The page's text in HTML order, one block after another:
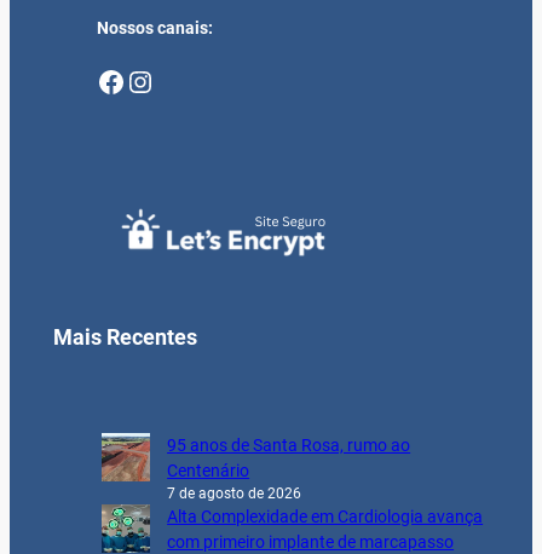
Nossos canais:
Facebook Instagram
Mais Recentes
95 anos de Santa Rosa, rumo ao
Centenário
7 de agosto de 2026
Alta Complexidade em Cardiologia avança
com primeiro implante de marcapasso